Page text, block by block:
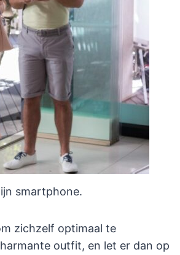
smartphone.
zichzelf optimaal te
outfit, en let er dan op